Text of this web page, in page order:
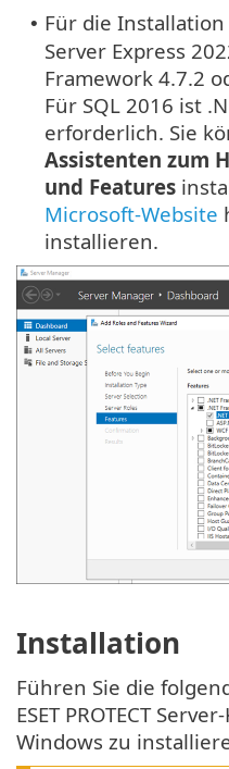
• Für die
Server Express
Framework 4.7.2
Für SQL 2016 ist
erforderlich. Sie
Assistenten zum
und Features
Microsoft-Website
installieren.
Installation
Führen Sie die
ESET PROTECT
Windows zu